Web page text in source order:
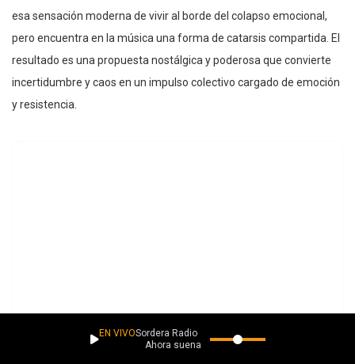
esa sensación moderna de vivir al borde del colapso emocional,
pero encuentra en la música una forma de catarsis compartida. El
resultado es una propuesta nostálgica y poderosa que convierte
incertidumbre y caos en un impulso colectivo cargado de emoción
y resistencia.
EN VIVOSordera Radio
Ahora suena